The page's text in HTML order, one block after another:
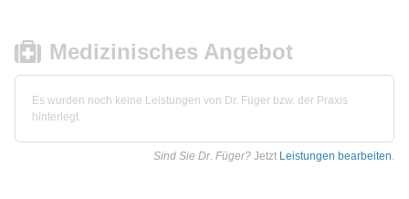
Medizinisches Angebot
Es wurden noch keine Leistungen von Dr. Füger bzw. der Praxis
hinterlegt.
Sind Sie Dr. Füger? Jetzt Leistungen bearbeiten.